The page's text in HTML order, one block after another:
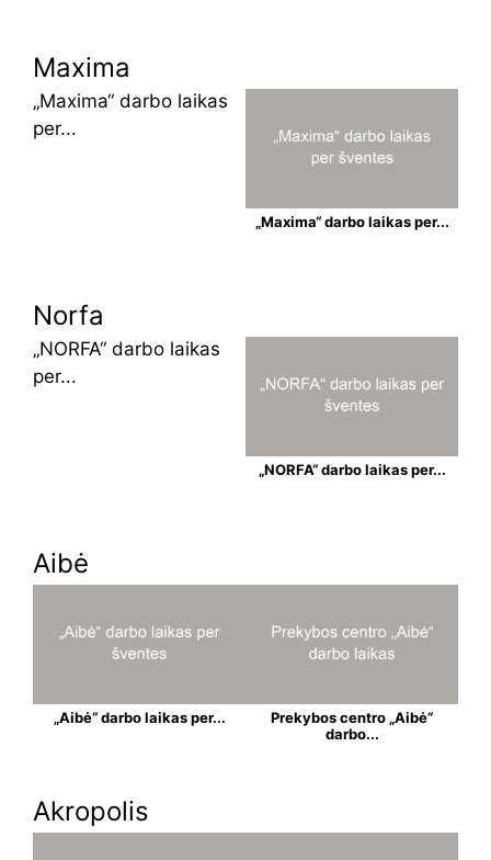
Maxima
„Maxima“ darbo laikas
per...
„Maxima“ darbo laikas per...
Norfa
„NORFA“ darbo laikas
per...
„NORFA“ darbo laikas per...
Aibė
„Aibė“ darbo laikas per...
Prekybos centro „Aibė“
darbo...
Akropolis